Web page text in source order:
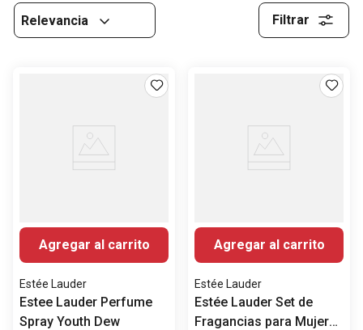
Relevancia Filtrar
Agregar al carrito
Estée Lauder
Estee Lauder Perfume
Spray Youth Dew
Agregar al carrito
Estée Lauder
Estée Lauder Set de
Fragancias para Mujer